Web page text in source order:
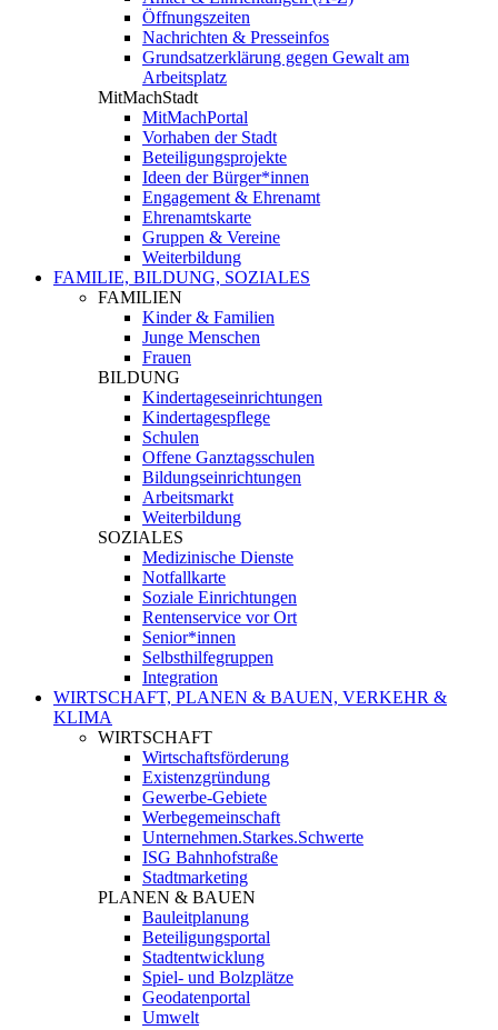
Öffnungszeiten
Nachrichten & Presseinfos
Grundsatzerklärung gegen Gewalt am
Arbeitsplatz
MitMachStadt
MitMachPortal
Vorhaben der Stadt
Beteiligungsprojekte
Ideen der Bürger*innen
Engagement & Ehrenamt
Ehrenamtskarte
Gruppen & Vereine
Weiterbildung
FAMILIE, BILDUNG, SOZIALES
FAMILIEN
Kinder & Familien
Junge Menschen
Frauen
BILDUNG
Kindertageseinrichtungen
Kindertagespflege
Schulen
Offene Ganztagsschulen
Bildungseinrichtungen
Arbeitsmarkt
Weiterbildung
SOZIALES
Medizinische Dienste
Notfallkarte
Soziale Einrichtungen
Rentenservice vor Ort
Senior*innen
Selbsthilfegruppen
Integration
WIRTSCHAFT, PLANEN & BAUEN, VERKEHR &
KLIMA
WIRTSCHAFT
Wirtschaftsförderung
Existenzgründung
Gewerbe-Gebiete
Werbegemeinschaft
Unternehmen.Starkes.Schwerte
ISG Bahnhofstraße
Stadtmarketing
PLANEN & BAUEN
Bauleitplanung
Beteiligungsportal
Stadtentwicklung
Spiel- und Bolzplätze
Geodatenportal
Umwelt